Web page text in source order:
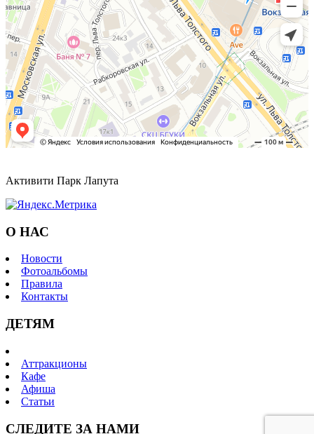
Активити Парк Лапута
О НАС
Новости
Фотоальбомы
Правила
Контакты
ДЕТЯМ
Аттракционы
Кафе
Афиша
Статьи
СЛЕДИТЕ ЗА НАМИ